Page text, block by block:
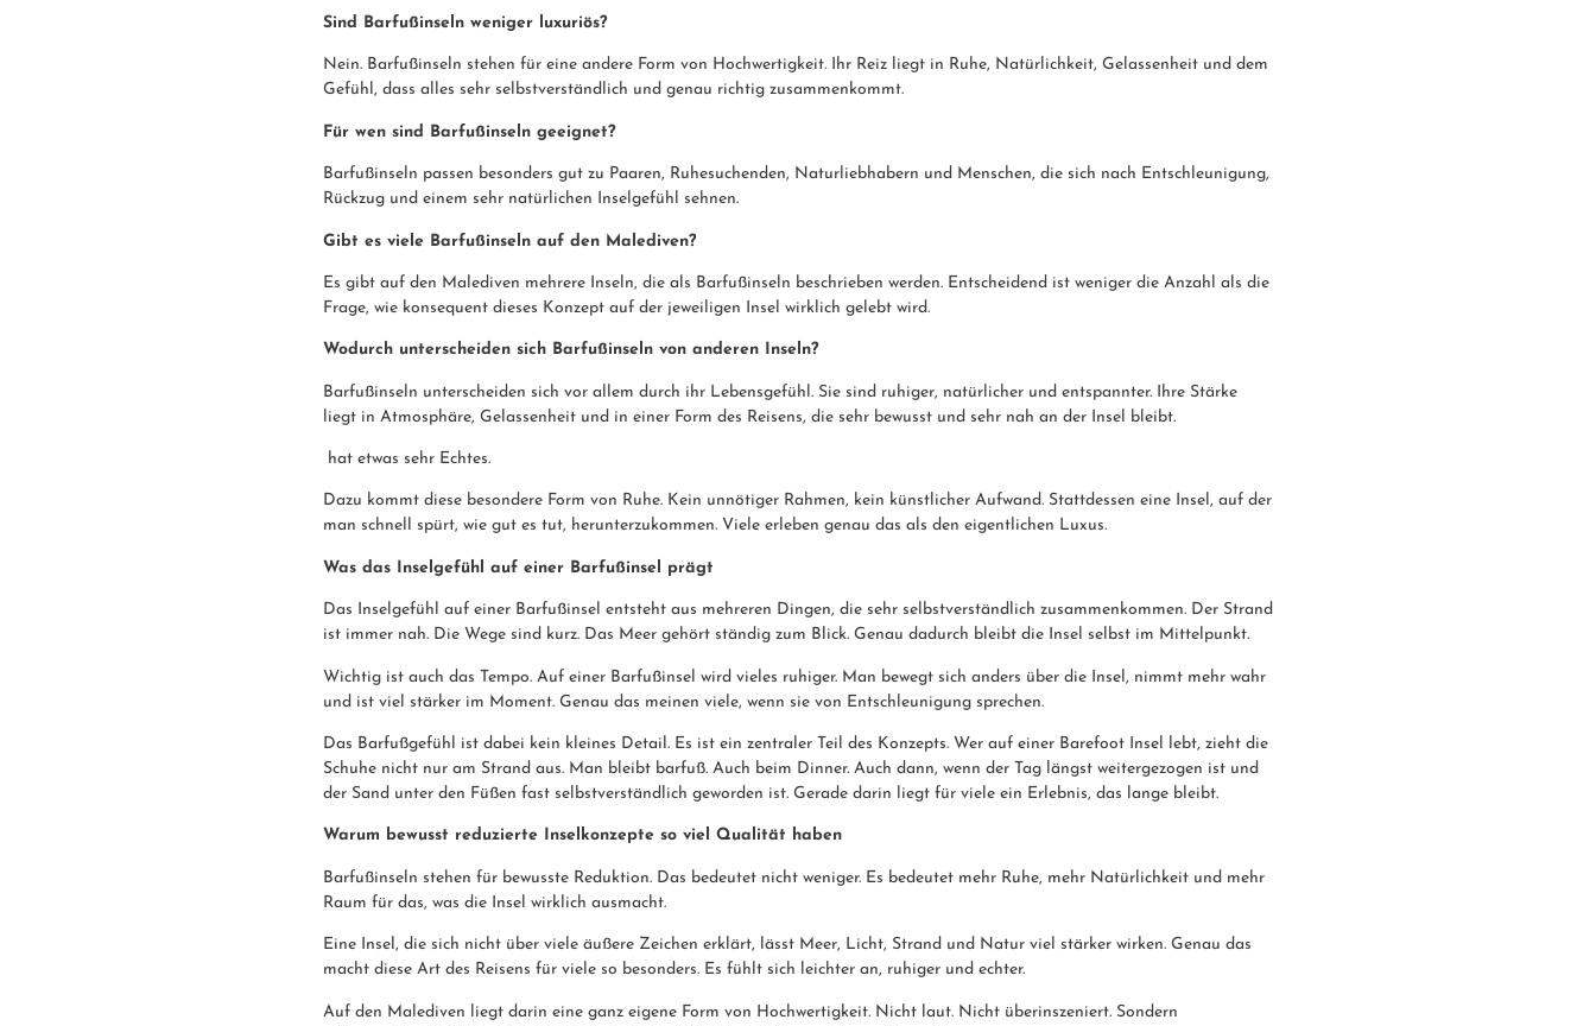
Sind Barfußinseln weniger luxuriös?
Nein. Barfußinseln stehen für eine andere Form von Hochwertigkeit. Ihr Reiz liegt in Ruhe, Natürlichkeit, Gelassenheit und dem
Gefühl, dass alles sehr selbstverständlich und genau richtig zusammenkommt.
Für wen sind Barfußinseln geeignet?
Barfußinseln passen besonders gut zu Paaren, Ruhesuchenden, Naturliebhabern und Menschen, die sich nach Entschleunigung,
Rückzug und einem sehr natürlichen Inselgefühl sehnen.
Gibt es viele Barfußinseln auf den Malediven?
Es gibt auf den Malediven mehrere Inseln, die als Barfußinseln beschrieben werden. Entscheidend ist weniger die Anzahl als die
Frage, wie konsequent dieses Konzept auf der jeweiligen Insel wirklich gelebt wird.
Wodurch unterscheiden sich Barfußinseln von anderen Inseln?
Barfußinseln unterscheiden sich vor allem durch ihr Lebensgefühl. Sie sind ruhiger, natürlicher und entspannter. Ihre Stärke
liegt in Atmosphäre, Gelassenheit und in einer Form des Reisens, die sehr bewusst und sehr nah an der Insel bleibt.
hat etwas sehr Echtes.
Dazu kommt diese besondere Form von Ruhe. Kein unnötiger Rahmen, kein künstlicher Aufwand. Stattdessen eine Insel, auf der
man schnell spürt, wie gut es tut, herunterzukommen. Viele erleben genau das als den eigentlichen Luxus.
Was das Inselgefühl auf einer Barfußinsel prägt
Das Inselgefühl auf einer Barfußinsel entsteht aus mehreren Dingen, die sehr selbstverständlich zusammenkommen. Der Strand
ist immer nah. Die Wege sind kurz. Das Meer gehört ständig zum Blick. Genau dadurch bleibt die Insel selbst im Mittelpunkt.
Wichtig ist auch das Tempo. Auf einer Barfußinsel wird vieles ruhiger. Man bewegt sich anders über die Insel, nimmt mehr wahr
und ist viel stärker im Moment. Genau das meinen viele, wenn sie von Entschleunigung sprechen.
Das Barfußgefühl ist dabei kein kleines Detail. Es ist ein zentraler Teil des Konzepts. Wer auf einer Barefoot Insel lebt, zieht die
Schuhe nicht nur am Strand aus. Man bleibt barfuß. Auch beim Dinner. Auch dann, wenn der Tag längst weitergezogen ist und
der Sand unter den Füßen fast selbstverständlich geworden ist. Gerade darin liegt für viele ein Erlebnis, das lange bleibt.
Warum bewusst reduzierte Inselkonzepte so viel Qualität haben
Barfußinseln stehen für bewusste Reduktion. Das bedeutet nicht weniger. Es bedeutet mehr Ruhe, mehr Natürlichkeit und mehr
Raum für das, was die Insel wirklich ausmacht.
Eine Insel, die sich nicht über viele äußere Zeichen erklärt, lässt Meer, Licht, Strand und Natur viel stärker wirken. Genau das
macht diese Art des Reisens für viele so besonders. Es fühlt sich leichter an, ruhiger und echter.
Auf den Malediven liegt darin eine ganz eigene Form von Hochwertigkeit. Nicht laut. Nicht überinszeniert. Sondern